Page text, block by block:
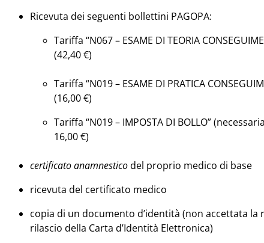
Ricevuta dei seguenti bollettini PAGOPA:
Tariffa “N067 – ESAME DI TEORIA
(42,40 €)
Tariffa “N019 – ESAME DI PRATICA
(16,00 €)
Tariffa “N019 – IMPOSTA DI BOLLO”
16,00 €)
certificato anamnesticodel proprio medico di base
ricevuta del certificato medico
copia di un documento d’identità (non accettata la
rilascio della Carta d’Identità Elettronica)